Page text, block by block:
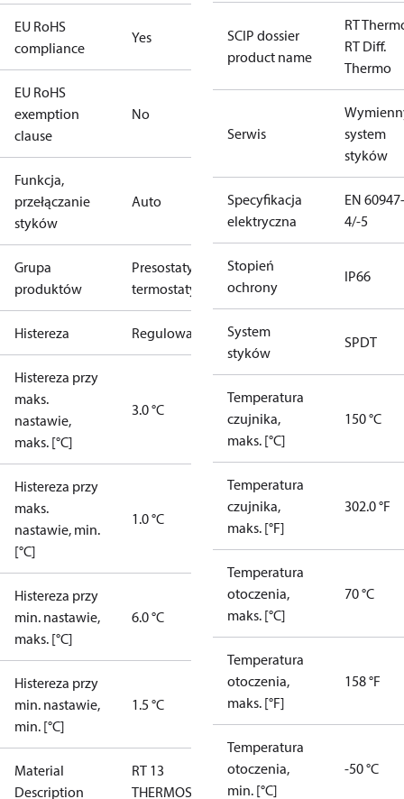
EU RoHS
compliance
Yes
EU RoHS
exemption
clause
No
Funkcja,
przełączanie
styków
Auto
Grupa
produktów
Presostaty i
termostaty
Histereza Regulowana
Histereza przy
maks.
nastawie,
maks. [°C]
3.0 °C
Histereza przy
maks.
nastawie, min.
[°C]
1.0 °C
Histereza przy
min. nastawie,
maks. [°C]
6.0 °C
Histereza przy
min. nastawie,
min. [°C]
1.5 °C
Material
Description
RT 13
THERMOSTAT
SCIP dossier
product name
RT
RT Diff.
Thermo
Serwis
system
styków
Specyfikacja
elektryczna
EN 60947-
4/-5
Stopień
ochrony
IP66
System
styków
SPDT
Temperatura
czujnika,
maks. [°C]
150 °C
Temperatura
czujnika,
maks. [°F]
302.0 °F
Temperatura
otoczenia,
maks. [°C]
70 °C
Temperatura
otoczenia,
maks. [°F]
158 °F
Temperatura
otoczenia,
min. [°C]
-50 °C